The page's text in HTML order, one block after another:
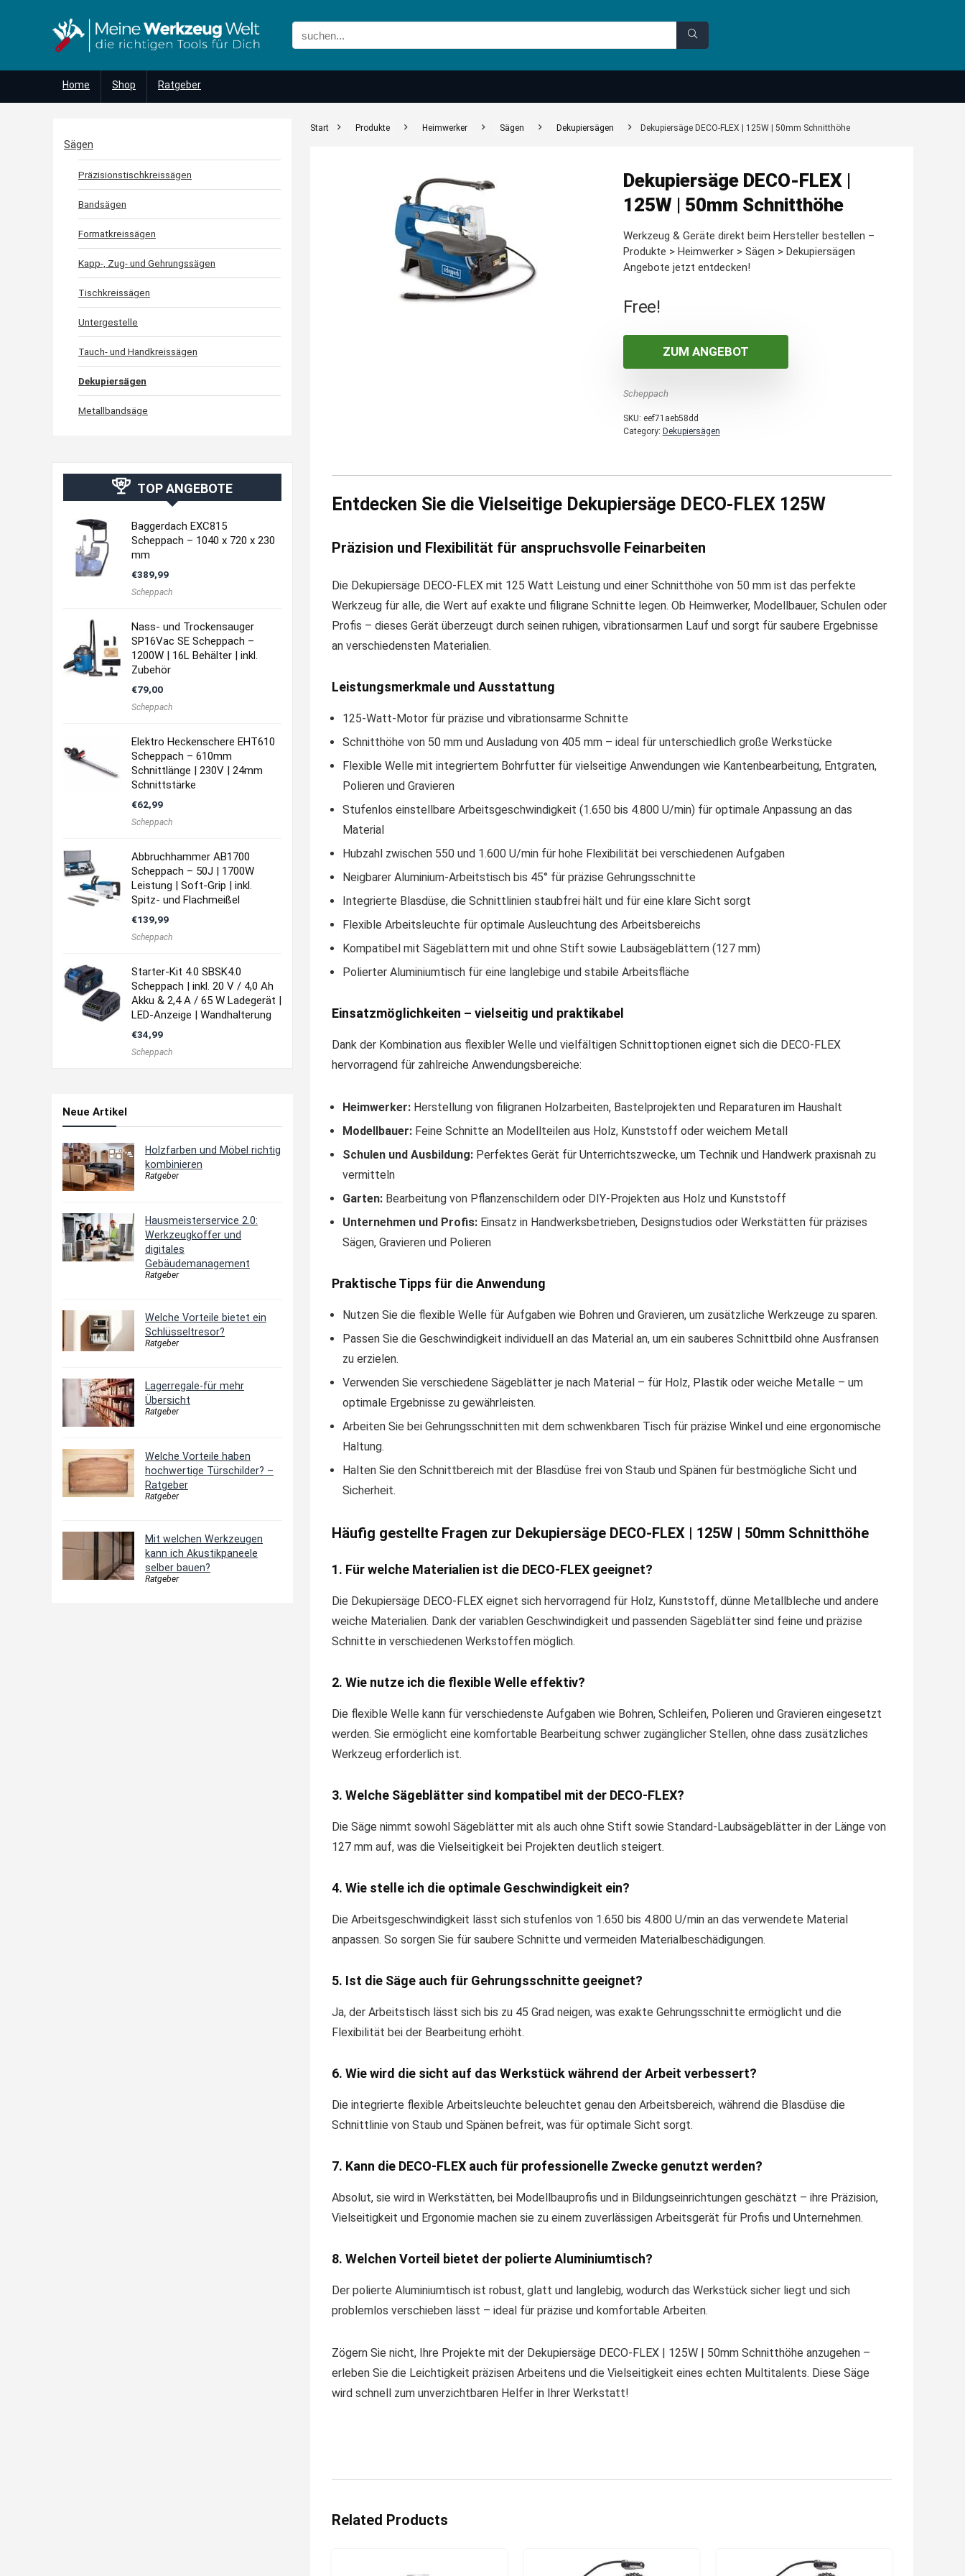
Home Shop Ratgeber
Start Produkte Heimwerker Sägen Dekupiersägen Dekupiersäge DECO-FLEX | 125W | 50mm Schnitthöhe
Dekupiersäge DECO-FLEX |
125W | 50mm Schnitthöhe
Werkzeug & Geräte direkt beim Hersteller bestellen –
Produkte > Heimwerker > Sägen > Dekupiersägen
Angebote jetzt entdecken!
Free!
ZUM ANGEBOT
Scheppach
SKU: eef71aeb58dd
Category: Dekupiersägen
Entdecken Sie die Vielseitige Dekupiersäge DECO-FLEX 125W
Präzision und Flexibilität für anspruchsvolle Feinarbeiten
Die Dekupiersäge DECO-FLEX mit 125 Watt Leistung und einer Schnitthöhe von 50 mm ist das perfekte
Werkzeug für alle, die Wert auf exakte und filigrane Schnitte legen. Ob Heimwerker, Modellbauer, Schulen oder
Profis – dieses Gerät überzeugt durch seinen ruhigen, vibrationsarmen Lauf und sorgt für saubere Ergebnisse
an verschiedensten Materialien.
Leistungsmerkmale und Ausstattung
125-Watt-Motor für präzise und vibrationsarme Schnitte
Schnitthöhe von 50 mm und Ausladung von 405 mm – ideal für unterschiedlich große Werkstücke
Flexible Welle mit integriertem Bohrfutter für vielseitige Anwendungen wie Kantenbearbeitung, Entgraten,
Polieren und Gravieren
Stufenlos einstellbare Arbeitsgeschwindigkeit (1.650 bis 4.800 U/min) für optimale Anpassung an das
Material
Hubzahl zwischen 550 und 1.600 U/min für hohe Flexibilität bei verschiedenen Aufgaben
Neigbarer Aluminium-Arbeitstisch bis 45° für präzise Gehrungsschnitte
Integrierte Blasdüse, die Schnittlinien staubfrei hält und für eine klare Sicht sorgt
Flexible Arbeitsleuchte für optimale Ausleuchtung des Arbeitsbereichs
Kompatibel mit Sägeblättern mit und ohne Stift sowie Laubsägeblättern (127 mm)
Polierter Aluminiumtisch für eine langlebige und stabile Arbeitsfläche
Einsatzmöglichkeiten – vielseitig und praktikabel
Dank der Kombination aus flexibler Welle und vielfältigen Schnittoptionen eignet sich die DECO-FLEX
hervorragend für zahlreiche Anwendungsbereiche:
Heimwerker: Herstellung von filigranen Holzarbeiten, Bastelprojekten und Reparaturen im Haushalt
Modellbauer: Feine Schnitte an Modellteilen aus Holz, Kunststoff oder weichem Metall
Schulen und Ausbildung: Perfektes Gerät für Unterrichtszwecke, um Technik und Handwerk praxisnah zu
vermitteln
Garten: Bearbeitung von Pflanzenschildern oder DIY-Projekten aus Holz und Kunststoff
Unternehmen und Profis: Einsatz in Handwerksbetrieben, Designstudios oder Werkstätten für präzises
Sägen, Gravieren und Polieren
Praktische Tipps für die Anwendung
Nutzen Sie die flexible Welle für Aufgaben wie Bohren und Gravieren, um zusätzliche Werkzeuge zu sparen.
Passen Sie die Geschwindigkeit individuell an das Material an, um ein sauberes Schnittbild ohne Ausfransen
zu erzielen.
Verwenden Sie verschiedene Sägeblätter je nach Material – für Holz, Plastik oder weiche Metalle – um
optimale Ergebnisse zu gewährleisten.
Arbeiten Sie bei Gehrungsschnitten mit dem schwenkbaren Tisch für präzise Winkel und eine ergonomische
Haltung.
Halten Sie den Schnittbereich mit der Blasdüse frei von Staub und Spänen für bestmögliche Sicht und
Sicherheit.
Häufig gestellte Fragen zur Dekupiersäge DECO-FLEX | 125W | 50mm Schnitthöhe
1. Für welche Materialien ist die DECO-FLEX geeignet?
Die Dekupiersäge DECO-FLEX eignet sich hervorragend für Holz, Kunststoff, dünne Metallbleche und andere
weiche Materialien. Dank der variablen Geschwindigkeit und passenden Sägeblätter sind feine und präzise
Schnitte in verschiedenen Werkstoffen möglich.
2. Wie nutze ich die flexible Welle effektiv?
Die flexible Welle kann für verschiedenste Aufgaben wie Bohren, Schleifen, Polieren und Gravieren eingesetzt
werden. Sie ermöglicht eine komfortable Bearbeitung schwer zugänglicher Stellen, ohne dass zusätzliches
Werkzeug erforderlich ist.
3. Welche Sägeblätter sind kompatibel mit der DECO-FLEX?
Die Säge nimmt sowohl Sägeblätter mit als auch ohne Stift sowie Standard-Laubsägeblätter in der Länge von
127 mm auf, was die Vielseitigkeit bei Projekten deutlich steigert.
4. Wie stelle ich die optimale Geschwindigkeit ein?
Die Arbeitsgeschwindigkeit lässt sich stufenlos von 1.650 bis 4.800 U/min an das verwendete Material
anpassen. So sorgen Sie für saubere Schnitte und vermeiden Materialbeschädigungen.
5. Ist die Säge auch für Gehrungsschnitte geeignet?
Ja, der Arbeitstisch lässt sich bis zu 45 Grad neigen, was exakte Gehrungsschnitte ermöglicht und die
Flexibilität bei der Bearbeitung erhöht.
6. Wie wird die sicht auf das Werkstück während der Arbeit verbessert?
Die integrierte flexible Arbeitsleuchte beleuchtet genau den Arbeitsbereich, während die Blasdüse die
Schnittlinie von Staub und Spänen befreit, was für optimale Sicht sorgt.
7. Kann die DECO-FLEX auch für professionelle Zwecke genutzt werden?
Absolut, sie wird in Werkstätten, bei Modellbauprofis und in Bildungseinrichtungen geschätzt – ihre Präzision,
Vielseitigkeit und Ergonomie machen sie zu einem zuverlässigen Arbeitsgerät für Profis und Unternehmen.
8. Welchen Vorteil bietet der polierte Aluminiumtisch?
Der polierte Aluminiumtisch ist robust, glatt und langlebig, wodurch das Werkstück sicher liegt und sich
problemlos verschieben lässt – ideal für präzise und komfortable Arbeiten.
Zögern Sie nicht, Ihre Projekte mit der Dekupiersäge DECO-FLEX | 125W | 50mm Schnitthöhe anzugehen –
erleben Sie die Leichtigkeit präzisen Arbeitens und die Vielseitigkeit eines echten Multitalents. Diese Säge
wird schnell zum unverzichtbaren Helfer in Ihrer Werkstatt!
Related Products
Sägen
Präzisionstischkreissägen
Bandsägen
Formatkreissägen
Kapp-, Zug- und Gehrungssägen
Tischkreissägen
Untergestelle
Tauch- und Handkreissägen
Dekupiersägen
Metallbandsäge
TOP ANGEBOTE
Baggerdach EXC815
Scheppach – 1040 x 720 x 230
mm
€389,99
Scheppach
Nass- und Trockensauger
SP16Vac SE Scheppach –
1200W | 16L Behälter | inkl.
Zubehör
€79,00
Scheppach
Elektro Heckenschere EHT610
Scheppach – 610mm
Schnittlänge | 230V | 24mm
Schnittstärke
€62,99
Scheppach
Abbruchhammer AB1700
Scheppach – 50J | 1700W
Leistung | Soft-Grip | inkl.
Spitz- und Flachmeißel
€139,99
Scheppach
Starter-Kit 4.0 SBSK4.0
Scheppach | inkl. 20 V / 4,0 Ah
Akku & 2,4 A / 65 W Ladegerät |
LED-Anzeige | Wandhalterung
€34,99
Scheppach
Neue Artikel
Holzfarben und Möbel richtig
kombinieren
Ratgeber
Hausmeisterservice 2.0:
Werkzeugkoffer und
digitales
Gebäudemanagement
Ratgeber
Welche Vorteile bietet ein
Schlüsseltresor?
Ratgeber
Lagerregale-für mehr
Übersicht
Ratgeber
Welche Vorteile haben
hochwertige Türschilder? –
Ratgeber
Ratgeber
Mit welchen Werkzeugen
kann ich Akustikpaneele
selber bauen?
Ratgeber